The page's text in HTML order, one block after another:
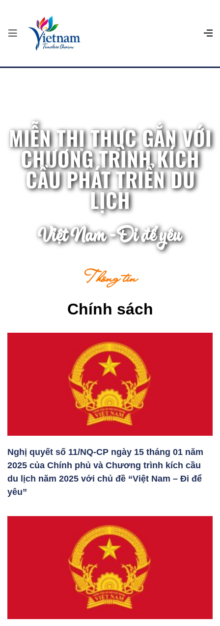
MIỄN THỊ THỰC GẮN VỚI
CHƯƠNG TRÌNH KÍCH
CẦU PHÁT TRIỂN DU
LỊCH
Việt Nam - Đi để yêu
Thông tin
Chính sách
Nghị quyết số 11/NQ-CP ngày 15 tháng 01 năm
2025 của Chính phủ và Chương trình kích cầu
du lịch năm 2025 với chủ đề “Việt Nam – Đi để
yêu”